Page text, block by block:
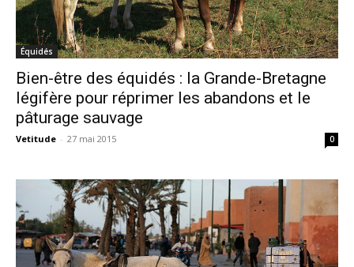
Équidés
Bien-être des équidés : la Grande-Bretagne
légifère pour réprimer les abandons et le
pâturage sauvage
Vetitude - 27 mai 2015 0